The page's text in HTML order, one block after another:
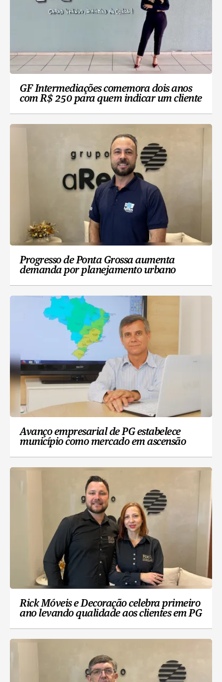
GF Intermediações comemora dois anos
com R$ 250 para quem indicar um cliente
Progresso de Ponta Grossa aumenta
demanda por planejamento urbano
Avanço empresarial de PG estabelece
município como mercado em ascensão
Rick Móveis e Decoração celebra primeiro
ano levando qualidade aos clientes em PG